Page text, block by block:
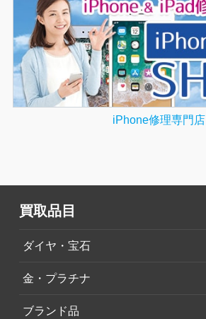
iPhone修理専門店
買取品目
ダイヤ・宝石
金・プラチナ
ブランド品